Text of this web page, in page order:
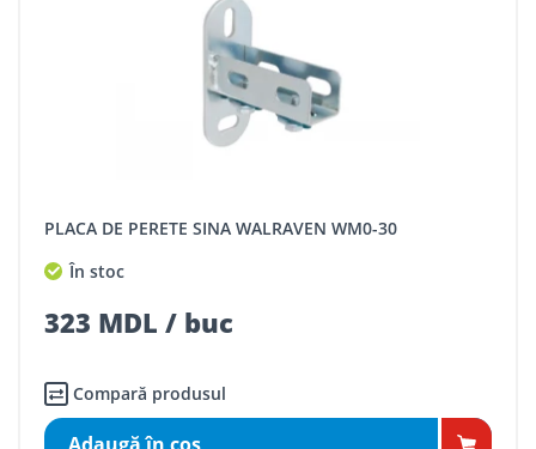
PLACA DE PERETE SINA WALRAVEN WM0-30
În stoc
323 MDL / buc
Compară produsul